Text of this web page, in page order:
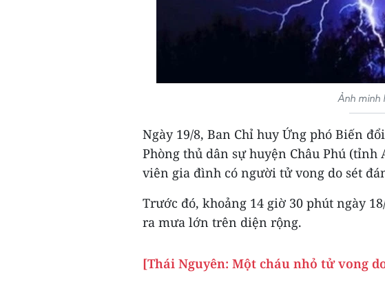
Ảnh minh
Ngày 19/8, Ban Chỉ huy Ứng phó Biến
Phòng thủ dân sự huyện Châu Phú
viên gia đình có người tử vong do sét
Trước đó, khoảng 14 giờ 30 phút ngày
ra mưa lớn trên diện rộng.
[Thái Nguyên: Một cháu nhỏ tử vong